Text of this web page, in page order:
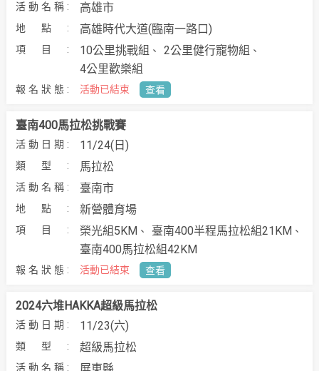
高雄市
高雄時代大道(臨南一路口)
10公里挑戰組
2公里健行寵物組
4公里歡樂組
活動已結束 查看
11/24(日)
馬拉松
臺南市
臺南400馬拉松挑戰賽
新營體育場
榮光組5KM
臺南400半程⾺拉松組21KM
臺南400⾺拉松組42KM
活動已結束 查看
11/23(六)
超級馬拉松
2024六堆HAKKA超級馬拉松